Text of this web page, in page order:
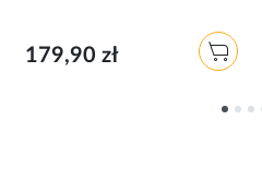
179,90 zł